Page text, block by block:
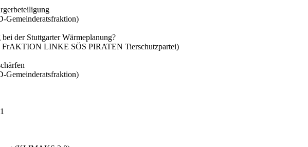
Gemeinderatsfraktion)
der Stuttgarter Wärmeplanung?
FrAKTION LINKE SÖS PIRATEN Tierschutzpartei)
Gemeinderatsfraktion)